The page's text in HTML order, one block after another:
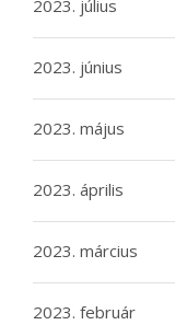
2023. július
2023. június
2023. május
2023. április
2023. március
2023. február